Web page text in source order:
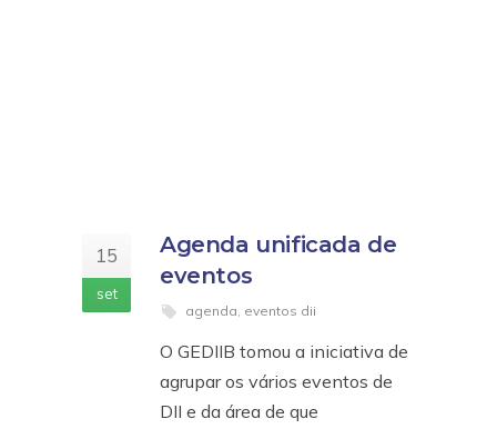
15
set
Agenda unificada de
eventos
agenda, eventos dii
O GEDIIB tomou a iniciativa de
agrupar os vários eventos de
DII e da área de que